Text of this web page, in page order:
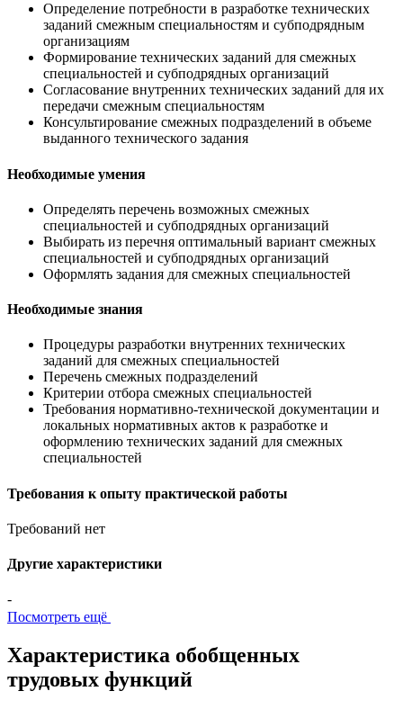
Определение потребности в разработке технических
заданий смежным специальностям и субподрядным
организациям
Формирование технических заданий для смежных
специальностей и субподрядных организаций
Согласование внутренних технических заданий для их
передачи смежным специальностям
Консультирование смежных подразделений в объеме
выданного технического задания
Необходимые умения
Определять перечень возможных смежных
специальностей и субподрядных организаций
Выбирать из перечня оптимальный вариант смежных
специальностей и субподрядных организаций
Оформлять задания для смежных специальностей
Необходимые знания
Процедуры разработки внутренних технических
заданий для смежных специальностей
Перечень смежных подразделений
Критерии отбора смежных специальностей
Требования нормативно-технической документации и
локальных нормативных актов к разработке и
оформлению технических заданий для смежных
специальностей
Требования к опыту практической работы
Требований нет
Другие характеристики
-
Посмотреть ещё
Характеристика обобщенных
трудовых функций